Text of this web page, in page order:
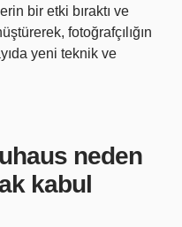
bir etki bıraktı ve
fotoğrafçılığın
yeni teknik ve
neden
kabul